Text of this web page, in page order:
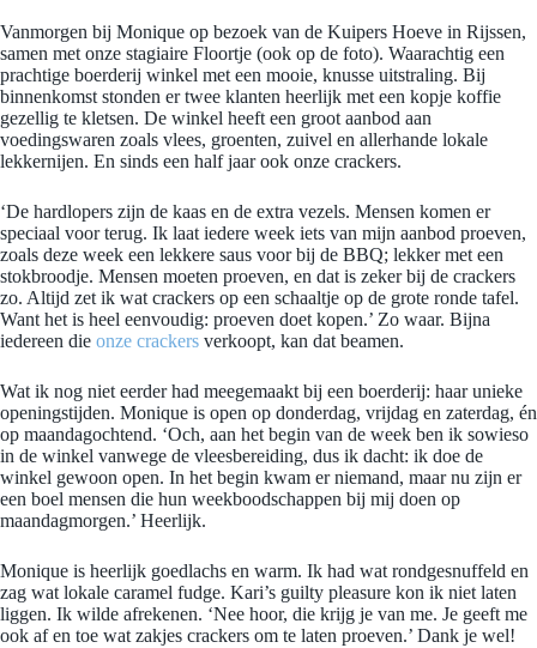
Vanmorgen bij Monique op bezoek van de Kuipers Hoeve in Rijssen,
samen met onze stagiaire Floortje (ook op de foto). Waarachtig een
prachtige boerderij winkel met een mooie, knusse uitstraling. Bij
binnenkomst stonden er twee klanten heerlijk met een kopje koffie
gezellig te kletsen. De winkel heeft een groot aanbod aan
voedingswaren zoals vlees, groenten, zuivel en allerhande lokale
lekkernijen. En sinds een half jaar ook onze crackers.
‘De hardlopers zijn de kaas en de extra vezels. Mensen komen er
speciaal voor terug. Ik laat iedere week iets van mijn aanbod proeven,
zoals deze week een lekkere saus voor bij de BBQ; lekker met een
stokbroodje. Mensen moeten proeven, en dat is zeker bij de crackers
zo. Altijd zet ik wat crackers op een schaaltje op de grote ronde tafel.
Want het is heel eenvoudig: proeven doet kopen.’ Zo waar. Bijna
iedereen die onze crackers verkoopt, kan dat beamen.
Wat ik nog niet eerder had meegemaakt bij een boerderij: haar unieke
openingstijden. Monique is open op donderdag, vrijdag en zaterdag, én
op maandagochtend. ‘Och, aan het begin van de week ben ik sowieso
in de winkel vanwege de vleesbereiding, dus ik dacht: ik doe de
winkel gewoon open. In het begin kwam er niemand, maar nu zijn er
een boel mensen die hun weekboodschappen bij mij doen op
maandagmorgen.’ Heerlijk.
Monique is heerlijk goedlachs en warm. Ik had wat rondgesnuffeld en
zag wat lokale caramel fudge. Kari’s guilty pleasure kon ik niet laten
liggen. Ik wilde afrekenen. ‘Nee hoor, die krijg je van me. Je geeft me
ook af en toe wat zakjes crackers om te laten proeven.’ Dank je wel!